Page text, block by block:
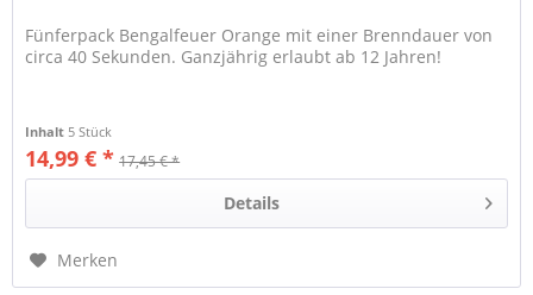
Fünferpack Bengalfeuer Orange mit einer Brenndauer von
circa 40 Sekunden. Ganzjährig erlaubt ab 12 Jahren!
Inhalt 5 Stück
14,99 € * 17,45 € *
Details
Merken